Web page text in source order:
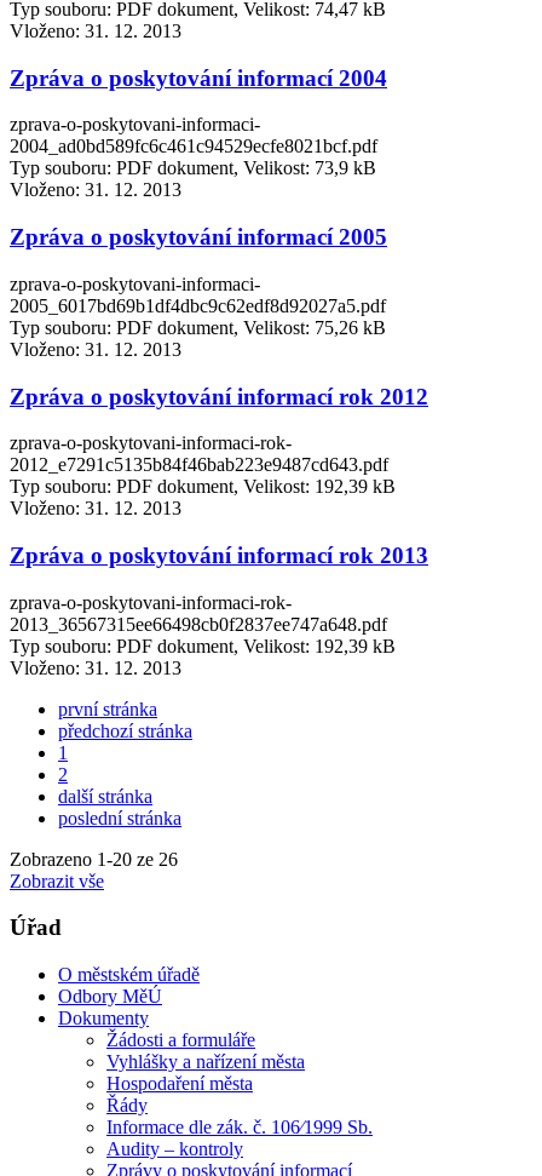
Typ souboru: PDF dokument, Velikost: 74,47 kB
Vloženo: 31. 12. 2013
Zpráva o poskytování informací 2004
zprava-o-poskytovani-informaci-
2004_ad0bd589fc6c461c94529ecfe8021bcf.pdf
Typ souboru: PDF dokument, Velikost: 73,9 kB
Vloženo: 31. 12. 2013
Zpráva o poskytování informací 2005
zprava-o-poskytovani-informaci-
2005_6017bd69b1df4dbc9c62edf8d92027a5.pdf
Typ souboru: PDF dokument, Velikost: 75,26 kB
Vloženo: 31. 12. 2013
Zpráva o poskytování informací rok 2012
zprava-o-poskytovani-informaci-rok-
2012_e7291c5135b84f46bab223e9487cd643.pdf
Typ souboru: PDF dokument, Velikost: 192,39 kB
Vloženo: 31. 12. 2013
Zpráva o poskytování informací rok 2013
zprava-o-poskytovani-informaci-rok-
2013_36567315ee66498cb0f2837ee747a648.pdf
Typ souboru: PDF dokument, Velikost: 192,39 kB
Vloženo: 31. 12. 2013
první stránka
předchozí stránka
1
2
další stránka
poslední stránka
Zobrazeno 1-20 ze 26
Zobrazit vše
Úřad
O městském úřadě
Odbory MěÚ
Dokumenty
Žádosti a formuláře
Vyhlášky a nařízení města
Hospodaření města
Řády
Informace dle zák. č. 106⁄1999 Sb.
Audity – kontroly
Zprávy o poskytování informací